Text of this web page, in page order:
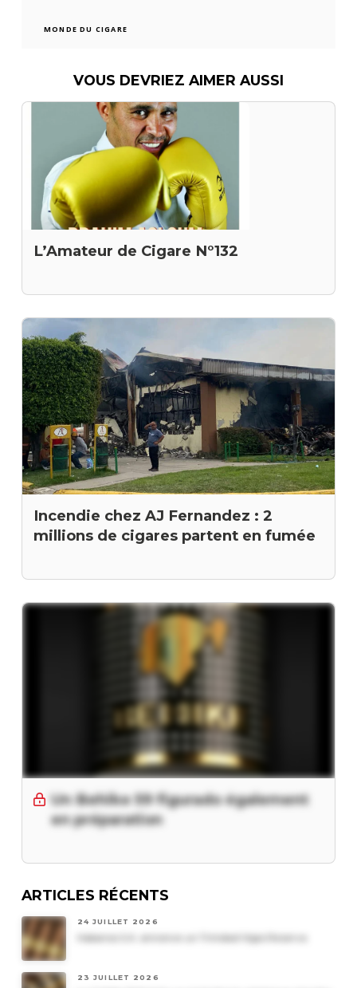
MONDE DU CIGARE
VOUS DEVRIEZ AIMER AUSSI
L’Amateur de Cigare N°132
Incendie chez AJ Fernandez : 2
millions de cigares partent en fumée
Un Behike 59 figurado également
en préparation
ARTICLES RÉCENTS
24 JUILLET 2026
Habanos S.A. annonce un Trinidad Vigia Reserva
23 JUILLET 2026